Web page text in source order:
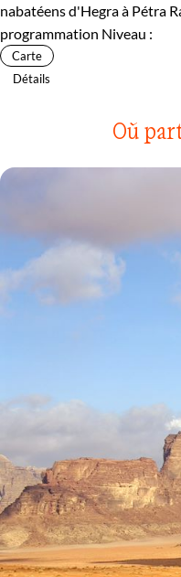
nabatéens d'Hegra à Pétra
programmation Niveau :
Carte
Détails
Où